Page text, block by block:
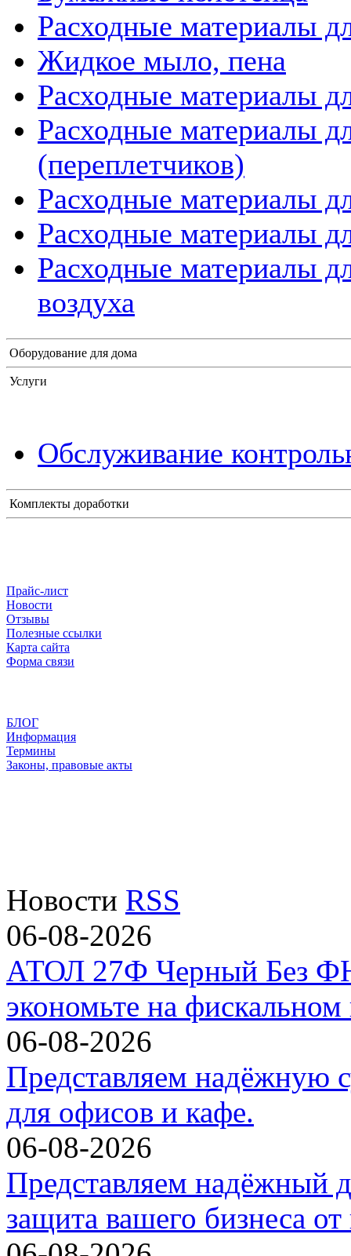
Расходные материалы
Жидкое мыло, пена
Расходные материалы
Расходные материалы
(переплетчиков)
Расходные материалы
Расходные материалы
Расходные материалы
воздуха
Оборудование для дома
Услуги
Обслуживание
Комплекты доработки
Прайс-лист
Новости
Отзывы
Полезные ссылки
Карта сайта
Форма связи
БЛОГ
Информация
Термины
Законы, правовые акты
Новости RSS
06-08-2026
АТОЛ 27Ф Черный Без
экономьте на фискальном
06-08-2026
Представляем надёжную
для офисов и кафе.
06-08-2026
Представляем надёжный
защита вашего бизнеса